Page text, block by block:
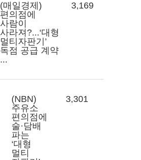
(매일경제)
편의점에
사람이
사라져?...‘대형
멀티자판기’
독점 공급 계약
...
3,169
(NBN)
주유소
편의점에
술·담배
파는
‘대형
멀티
3,301